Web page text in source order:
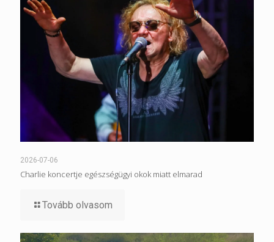
2026-07-06
Charlie koncertje egészségügyi okok miatt elmarad
Tovább olvasom